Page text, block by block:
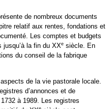
de nombreux documents
relatif aux rentes, fondations et
Les comptes et budgets
la fin du XXesiècle. En
du conseil de la fabrique
de la vie pastorale locale.
d’annonces et de
à 1989. Les registres